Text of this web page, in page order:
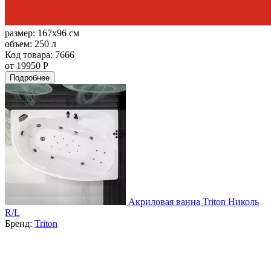
размер: 167x96 см
объем: 250 л
Код товара: 7666
от 19950 Р
Подробнее
Акриловая ванна Triton Николь
R/L
Бренд: Triton